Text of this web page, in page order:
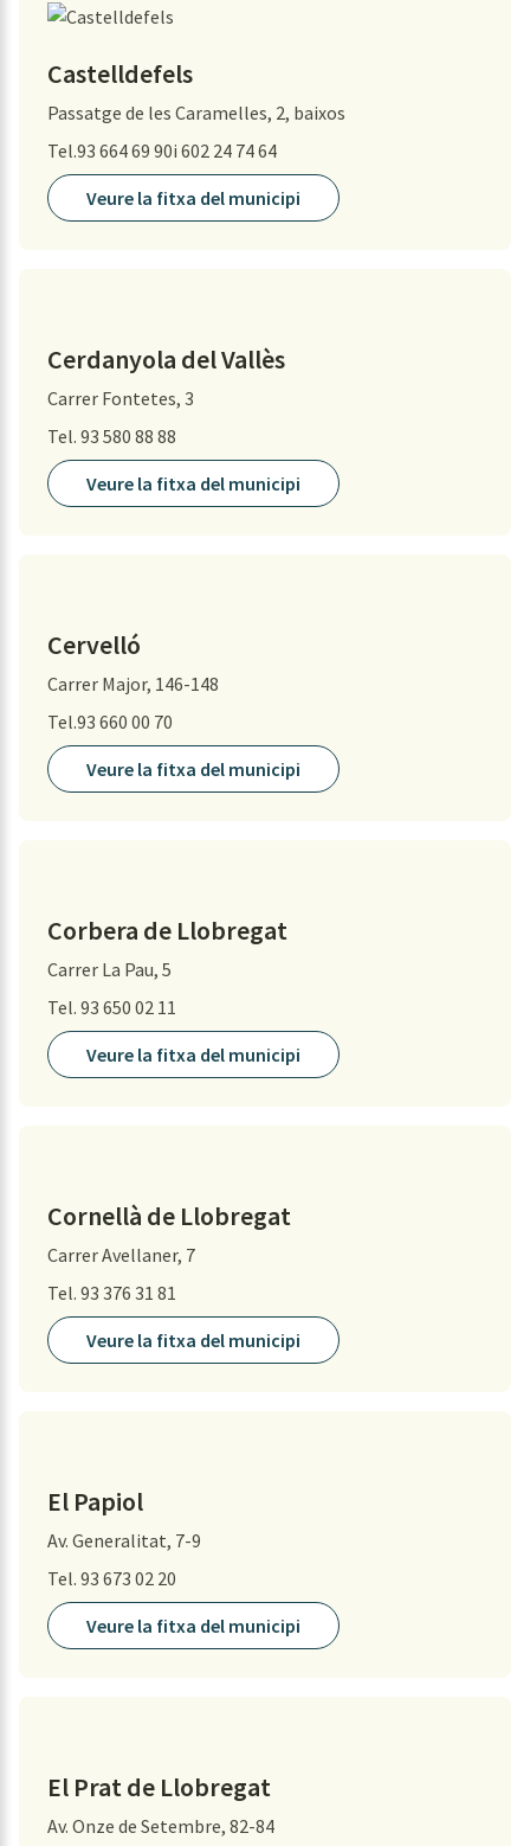
Castelldefels
Passatge de les Caramelles, 2, baixos
Tel.93 664 69 90i 602 24 74 64
Veure la fitxa del municipi
Cerdanyola del Vallès
Carrer Fontetes, 3
Tel. 93 580 88 88
Veure la fitxa del municipi
Cervelló
Carrer Major, 146-148
Tel.93 660 00 70
Veure la fitxa del municipi
Corbera de Llobregat
Carrer La Pau, 5
Tel. 93 650 02 11
Veure la fitxa del municipi
Cornellà de Llobregat
Carrer Avellaner, 7
Tel. 93 376 31 81
Veure la fitxa del municipi
El Papiol
Av. Generalitat, 7-9
Tel. 93 673 02 20
Veure la fitxa del municipi
El Prat de Llobregat
Av. Onze de Setembre, 82-84